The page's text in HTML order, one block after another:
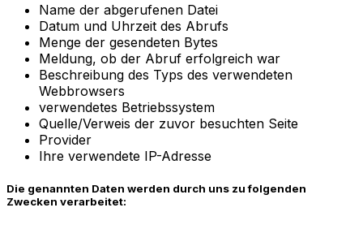
Name der abgerufenen Datei
Datum und Uhrzeit des Abrufs
Menge der gesendeten Bytes
Meldung, ob der Abruf erfolgreich war
Beschreibung des Typs des verwendeten
Webbrowsers
verwendetes Betriebssystem
Quelle/Verweis der zuvor besuchten Seite
Provider
Ihre verwendete IP-Adresse
Die genannten Daten werden durch uns zu folgenden
Zwecken verarbeitet: